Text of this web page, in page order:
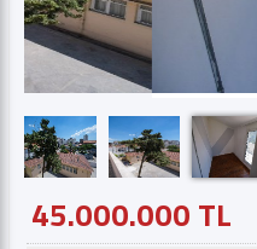
45.000.000 TL